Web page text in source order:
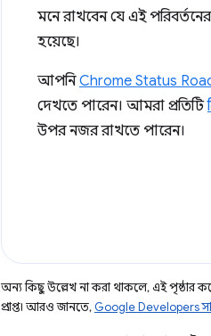
মনে রাখবেন যে এই
হয়েছে।
আপনিChrome Status
দেখতে পারেন। আমরা প্রতিটি
উপর নজর রাখতে পারেন।
অন্য কিছু উল্লেখ না করা থাকলে, এই পৃষ্ঠার
প্রাপ্ত। আরও জানতে, Google Developers